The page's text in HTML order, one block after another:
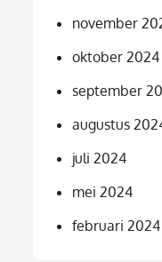
november
oktober 2024
september
augustus
juli 2024
mei 2024
februari 2024